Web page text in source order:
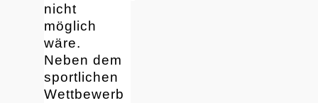
nicht
möglich
wäre.
Neben dem
sportlichen
Wettbewerb